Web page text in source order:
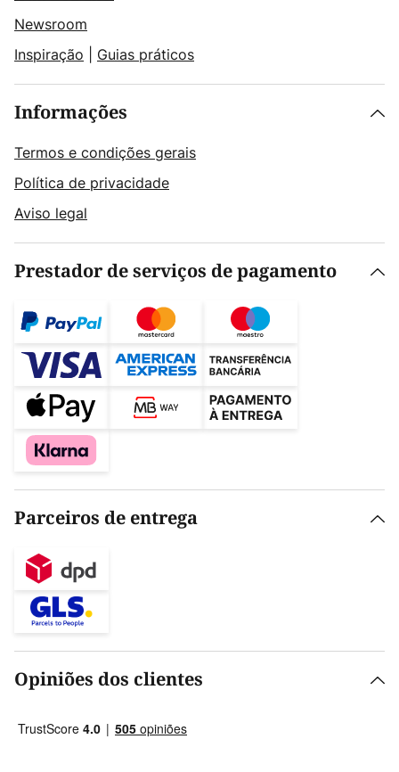
Newsroom
Inspiração
Guias práticos
Informações
Termos e condições gerais
Política de privacidade
Aviso legal
Prestador de serviços de pagamento
Parceiros de entrega
Opiniões dos clientes